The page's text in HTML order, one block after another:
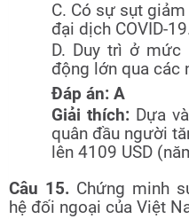
C. Có sự sụt
đại dịch COVID-
D. Duy trì ở mức
động lớn qua các
Đáp án: A
Giải thích: Dựa
quân đầu người
lên 4109 USD
Câu 15. Chứng minh
hệ đối ngoại của Việt